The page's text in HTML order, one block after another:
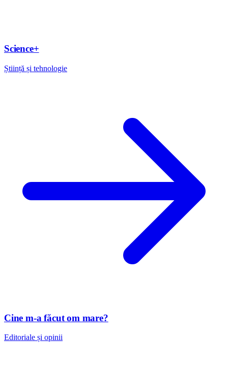
Science+
Știință și tehnologie
Cine m-a făcut om mare?
Editoriale și opinii